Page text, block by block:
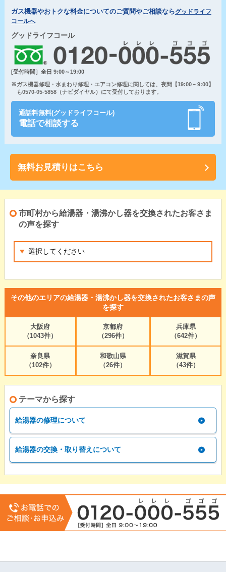
ガス機器やおトクな料金についてのご質問やご相談ならグッドライフ
コールへ
グッドライフコール
[受付時間］全日 9:00～19:00
※ガス機器修理・水まわり修理・エアコン修理に関しては、夜間【19:00～9:00】
も0570-05-5858（ナビダイヤル）にて受付しております。
通話料無料(グッドライフコール)
電話で相談する
無料お見積りはこちら
市町村から給湯器・湯沸かし器を交換されたお客さま
の声を探す
その他のエリアの給湯器・湯沸かし器を交換されたお客さまの声
を探す
大阪府
（1043件）
京都府
（296件）
兵庫県
（642件）
奈良県
（102件）
和歌山県
（26件）
滋賀県
（43件）
テーマから探す
給湯器の修理について
給湯器の交換・取り替えについて